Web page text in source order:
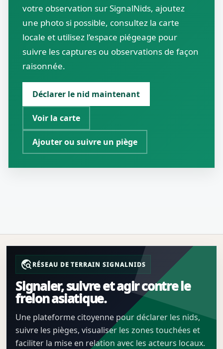
votre observation sur SignalNids, ajoutez
une photo si possible, consultez la carte
locale et utilisez l’espace piégeage pour
suivre les captures ou observations de façon
raisonnée.
Déclarer le nid maintenant
Voir la carte
Ajouter ou suivre un piège
travel_exploreRÉSEAU DE TERRAIN SIGNALNIDS
Signaler, suivre et agir contre le
frelon asiatique.
Une plateforme citoyenne pour déclarer les nids,
suivre les pièges, visualiser les zones touchées et
faciliter la mise en relation avec les acteurs locaux.